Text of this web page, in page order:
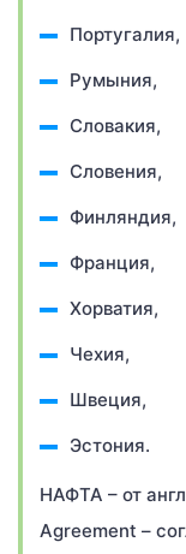
Португалия,
Румыния,
Словакия,
Словения,
Финляндия,
Франция,
Хорватия,
Чехия,
Швеция,
Эстония.
НАФТА – от
Agreement –